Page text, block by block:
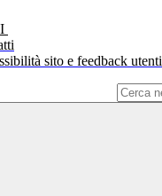
sito e feedback utenti